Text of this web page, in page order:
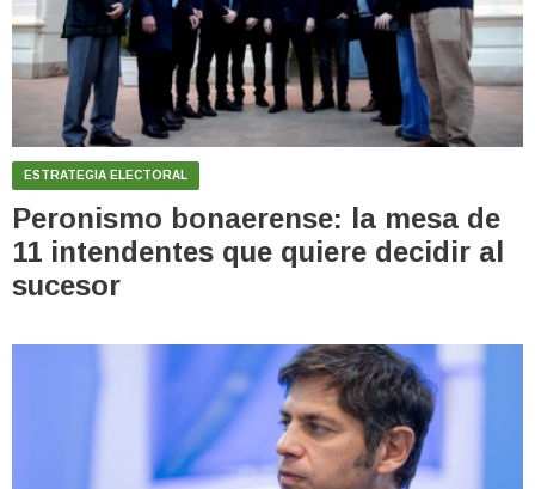
ESTRATEGIA ELECTORAL
Peronismo bonaerense: la mesa de
11 intendentes que quiere decidir al
sucesor